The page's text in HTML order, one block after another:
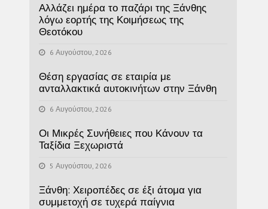
Αλλάζει ημέρα το παζάρι της Ξάνθης
λόγω εορτής της Κοιμήσεως της
Θεοτόκου
6 Αυγούστου, 2026
Θέση εργασίας σε εταιρία με
ανταλλακτικά αυτοκινήτων στην Ξάνθη
6 Αυγούστου, 2026
Οι Μικρές Συνήθειες που Κάνουν τα
Ταξίδια Ξεχωριστά
5 Αυγούστου, 2026
Ξάνθη: Χειροπέδες σε έξι άτομα για
συμμετοχή σε τυχερά παίγνια